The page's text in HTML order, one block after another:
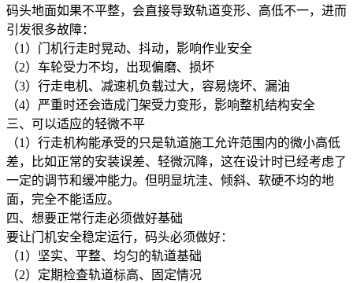
码头地面如果不平整，会直接导致轨道变形、高低不一，进而
引发很多故障：
（1）门机行走时晃动、抖动，影响作业安全
（2）车轮受力不均，出现偏磨、损坏
（3）行走电机、减速机负载过大，容易烧坏、漏油
（4）严重时还会造成门架受力变形，影响整机结构安全
三、可以适应的轻微不平
（1）行走机构能承受的只是轨道施工允许范围内的微小高低
差，比如正常的安装误差、轻微沉降，这在设计时已经考虑了
一定的调节和缓冲能力。但明显坑洼、倾斜、软硬不均的地
面，完全不能适应。
四、想要正常行走必须做好基础
要让门机安全稳定运行，码头必须做好：
（1）坚实、平整、均匀的轨道基础
（2）定期检查轨道标高、固定情况